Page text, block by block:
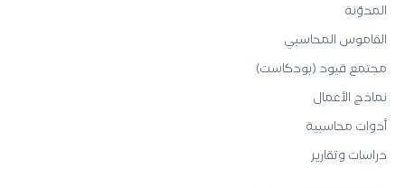
المدوّنة
القاموس المحاسبي
مجتمع قيود (بودكاست)
نماذج الأعمال
أدوات محاسبية
دراسات وتقارير